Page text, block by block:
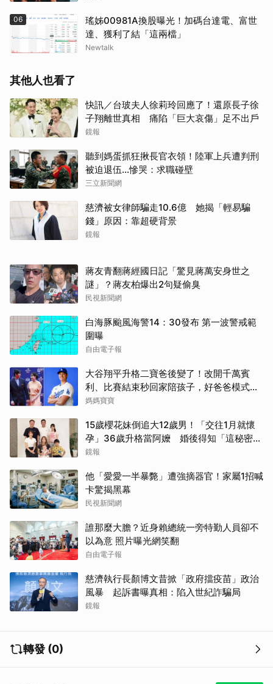
06
瑤姊00981A換股曝光！加碼台達電、富世
達、獲利了結「這兩檔」
Newtalk
其他人也看了
快訊／台玻夫人徐莉玲回應了！還原長子徐
子翔離世真相 痛陷「巨大哀傷」足不出戶
鏡報
聽到媽蛋抓狂揪長官衣領！陸軍上兵遭判刑
被迫退伍…慘哭：求職碰壁
三立新聞網
慈濟被女律師騙走10.6億 她揭「輕易騙
錢」原因：靠超硬背景
鏡報
蔣友青翻蔣經國日記「驚見蔣萬安身世之
謎」？蔣友柏爆出2句疑偷臭
民視新聞網
白海豚颱風海警14：30發布 第一波警戒範
圍曝
自由電子報
大谷翔平升格二寶爸後變了！改開千萬賓
利、比賽結束秒回家陪孩子，好爸爸模式全
開
媽媽寶寶
15歲櫻花妹倒追大12歲男！「交往1月就懷
孕」36歲升格當阿嬤 婚後得知「這秘密」
傻眼了
鏡報
他「愛愛一半暴斃」遭強摘器官！家屬1招喊
卡驚揭黑幕
民視新聞網
誰那麼大膽？近身賴總統一旁特勤人員卻不
以為意 照片曝光網笑翻
自由電子報
慈濟執行長顏博文昔掀「政府擋疫苗」政治
風暴 起訴書曝真相：陷入世紀詐騙局
鏡報
轉發 (0)